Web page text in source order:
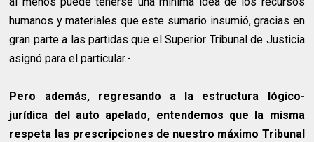
humanos y materiales que este sumario insumió, gracias en
gran parte a las partidas que el Superior Tribunal de Justicia
asignó para el particular.-
Pero además, regresando a la estructura lógico-
jurídica del auto apelado, entendemos que la misma
respeta las prescripciones de nuestro máximo Tribunal